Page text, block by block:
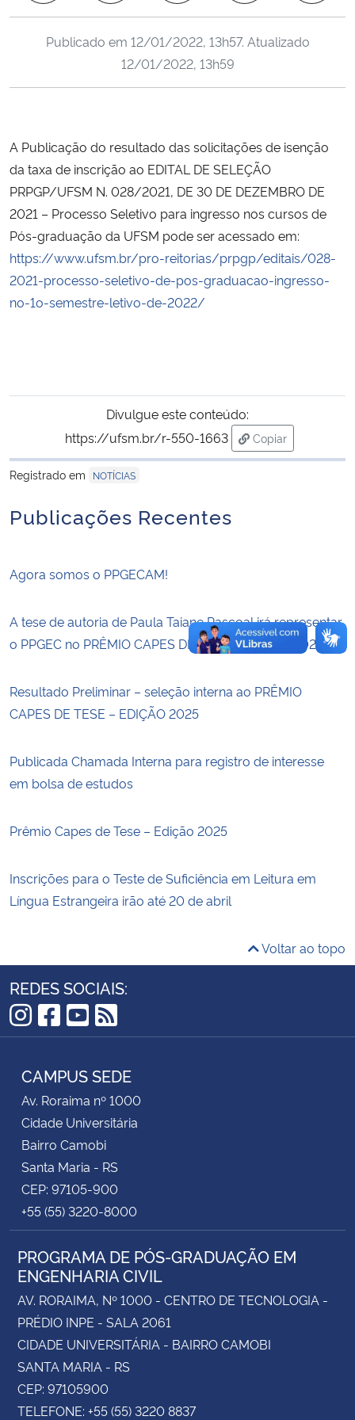
Ministério do Meio Ambiente
Ministério do Turismo
Ministério do Desenvolvimento Regional
Controladoria-Geral da União
Secretaria de Governo
Gabinete de Segurança Institucional
Advocacia-Geral da União
Publicado em 12/01/2022, 13h57. Atualizado
12/01/2022, 13h59
A Publicação do resultado das solicitações de isenção
da taxa de inscrição ao EDITAL DE SELEÇÃO
PRPGP/UFSM N. 028/2021, DE 30 DE DEZEMBRO DE
2021 – Processo Seletivo para ingresso nos cursos de
Pós-graduação da UFSM pode ser acessado em:
https://www.ufsm.br/pro-reitorias/prpgp/editais/028-
2021-processo-seletivo-de-pos-graduacao-ingresso-
no-1o-semestre-letivo-de-2022/
Divulgue este conteúdo:
https://ufsm.br/r-550-1663
Copiar
para área de
Registrado em
NOTÍCIAS
Publicações Recentes
Agora somos o PPGECAM!
A tese de autoria de Paula Taiane Pascoal irá representar
o PPGEC no PRÊMIO CAPES DE TESE – EDIÇÃO 2025
Resultado Preliminar – seleção interna ao PRÊMIO
CAPES DE TESE – EDIÇÃO 2025
Publicada Chamada Interna para registro de interesse
em bolsa de estudos
Prêmio Capes de Tese – Edição 2025
Inscrições para o Teste de Suficiência em Leitura em
Língua Estrangeira irão até 20 de abril
Voltar ao topo
REDES SOCIAIS:
Instagram
Facebook
YouTube
RSS
CAMPUS SEDE
Av. Roraima nº 1000
Cidade Universitária
Bairro Camobi
Santa Maria - RS
CEP: 97105-900
+55 (55) 3220-8000
PROGRAMA DE PÓS-GRADUAÇÃO EM
ENGENHARIA CIVIL
AV. RORAIMA, Nº 1000 - CENTRO DE TECNOLOGIA -
PRÉDIO INPE - SALA 2061
CIDADE UNIVERSITÁRIA - BAIRRO CAMOBI
SANTA MARIA - RS
CEP: 97105900
TELEFONE: +55 (55) 3220 8837